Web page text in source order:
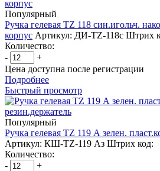
Популярный
Ручка гелевая TZ 118 син.игольч.
корпус Артикул: ДИ-TZ-118с Штрих
Количество:
-
+
Цена доступна после регистрации
Подробнее
Быстрый просмотр
Популярный
Ручка гелевая TZ 119 А зелен.
Артикул: КШ-TZ-119 Аз Штрих код:
Количество:
-
+